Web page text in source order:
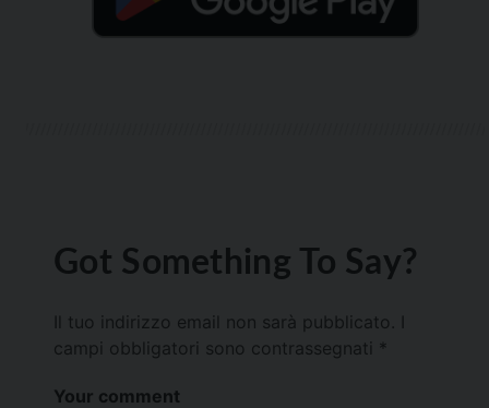
Got Something To Say?
Il tuo indirizzo email non sarà pubblicato.
campi obbligatori sono contrassegnati *
Your comment